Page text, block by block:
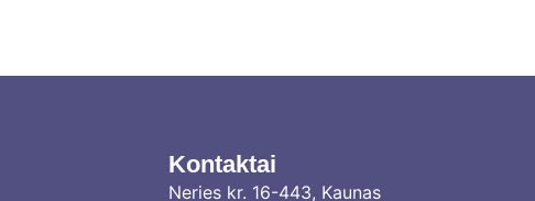
Kontaktai
Neries kr. 16-443, Kaunas